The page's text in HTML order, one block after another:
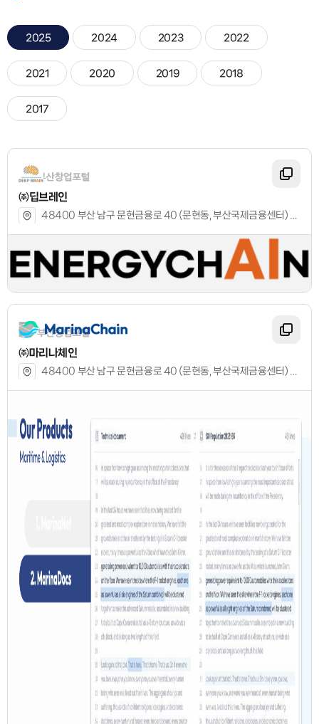
2025 2024 2023 2022
2021 2020 2019 2018
2017
㈜딥브레인
48400 부산 남구 문현금융로 40 (문현동, 부산국제금융센터) 8층 16호
㈜마리나체인
48400 부산 남구 문현금융로 40 (문현동, 부산국제금융센터) 9층 2호